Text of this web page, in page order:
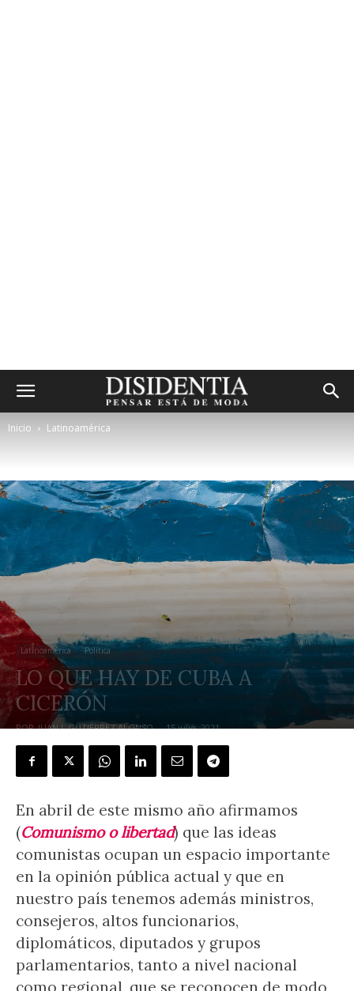
Inicio Latinoamérica
Latinoamérica Política
LO QUE HAY DE CUBA A
CICERÓN
POR JUAN J. GUTIÉRREZ ALONSO - 15 julio, 2021
En abril de este mismo año afirmamos
(Comunismo o libertad) que las ideas
comunistas ocupan un espacio importante
en la opinión pública actual y que en
nuestro país tenemos además ministros,
consejeros, altos funcionarios,
diplomáticos, diputados y grupos
parlamentarios, tanto a nivel nacional
como regional, que se reconocen de modo